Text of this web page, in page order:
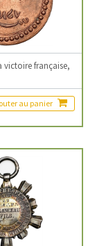
française,
au panier